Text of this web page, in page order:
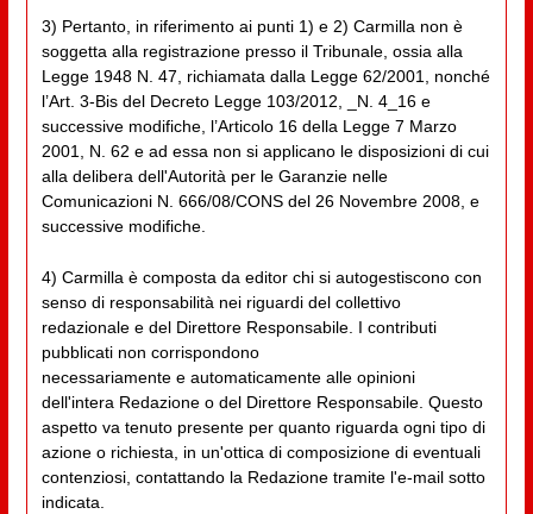
3) Pertanto, in riferimento ai punti 1) e 2) Carmilla non è
soggetta alla registrazione presso il Tribunale, ossia alla
Legge 1948 N. 47, richiamata dalla Legge 62/2001, nonché
l’Art. 3-Bis del Decreto Legge 103/2012, _N. 4_16 e
successive modifiche, l’Articolo 16 della Legge 7 Marzo
2001, N. 62 e ad essa non si applicano le disposizioni di cui
alla delibera dell'Autorità per le Garanzie nelle
Comunicazioni N. 666/08/CONS del 26 Novembre 2008, e
successive modifiche.
4) Carmilla è composta da editor chi si autogestiscono con
senso di responsabilità nei riguardi del collettivo
redazionale e del Direttore Responsabile. I contributi
pubblicati non corrispondono
necessariamente e automaticamente alle opinioni
dell'intera Redazione o del Direttore Responsabile. Questo
aspetto va tenuto presente per quanto riguarda ogni tipo di
azione o richiesta, in un'ottica di composizione di eventuali
contenziosi, contattando la Redazione tramite l'e-mail sotto
indicata.